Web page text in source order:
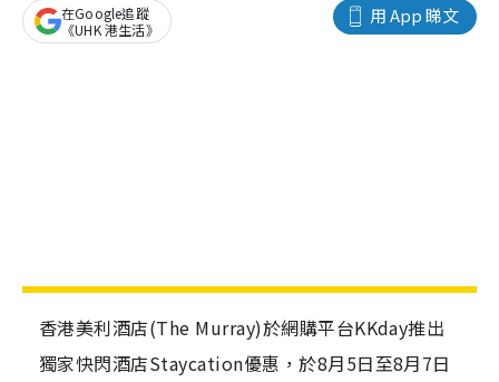
用 App 睇文
在Google追蹤
《UHK 港生活》
香港美利酒店(The Murray)於網購平台KKday推出
獨家快閃酒店Staycation優惠，於8月5日至8月7日